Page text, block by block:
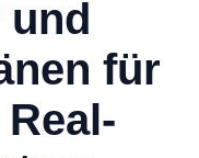
und
für